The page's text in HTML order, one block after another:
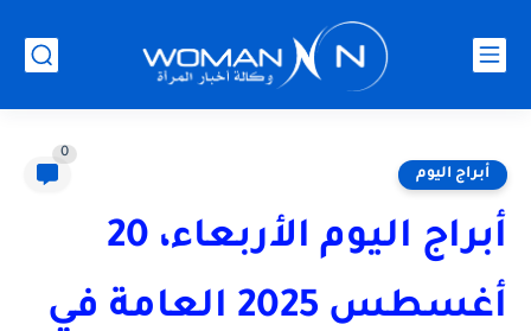
أبراج اليوم
0
أبراج اليوم الأربعاء، 20
أغسطس 2025 العامة في